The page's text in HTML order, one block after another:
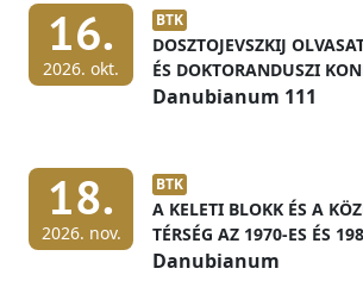
16.
2026. okt.
BTK
DOSZTOJEVSZKIJ
ÉS DOKTORANDUSZI
Danubianum 111
18.
2026. nov.
BTK
A KELETI BLOKK ÉS A
TÉRSÉG AZ 1970-ES ÉS
MAGYAR LEVÉLTÁRI
Danubianum